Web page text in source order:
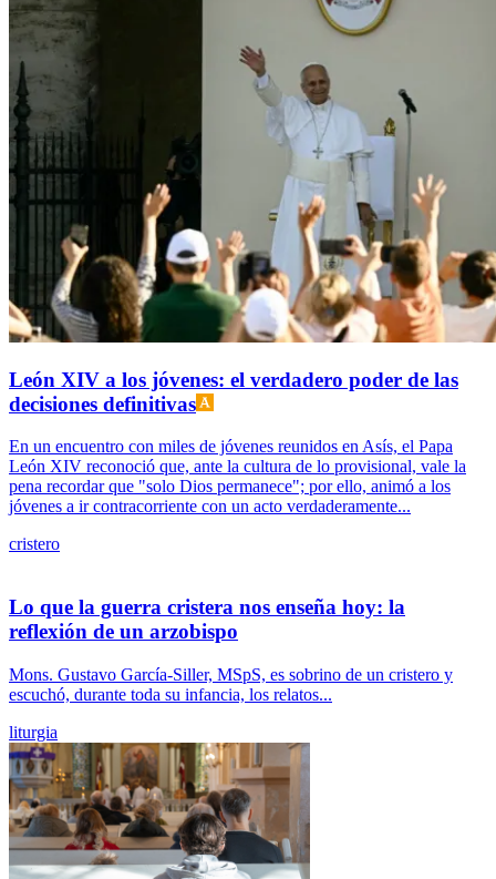
León XIV a los jóvenes: el verdadero poder de las
decisiones definitivas
En un encuentro con miles de jóvenes reunidos en Asís, el Papa
León XIV reconoció que, ante la cultura de lo provisional, vale la
pena recordar que "solo Dios permanece"; por ello, animó a los
jóvenes a ir contracorriente con un acto verdaderamente...
cristero
Lo que la guerra cristera nos enseña hoy: la
reflexión de un arzobispo
Mons. Gustavo García-Siller, MSpS, es sobrino de un cristero y
escuchó, durante toda su infancia, los relatos...
liturgia